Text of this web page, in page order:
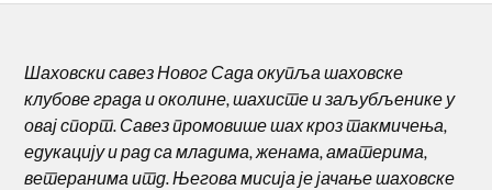
Шаховски савез Новог Сада окупља шаховске
клубове града и околине, шахисте и заљубљенике у
овај спорт. Савез промовише шах кроз такмичења,
едукацију и рад са младима, женама, аматерима,
ветеранима итд. Његова мисија је јачање шаховске